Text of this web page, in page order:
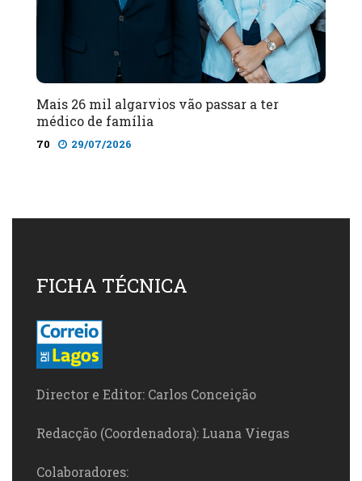
Mais 26 mil algarvios vão passar a ter
médico de família
70 29/07/2026
FICHA TÉCNICA
Director e Editor: Carlos Conceição
Redacção (Coordenadora): Luana Viegas
Colaboradores: